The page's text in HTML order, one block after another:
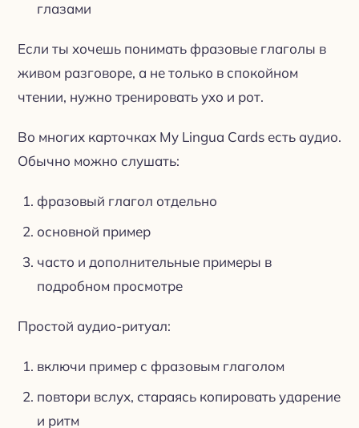
глазами
Если ты хочешь понимать фразовые глаголы в
живом разговоре, а не только в спокойном
чтении, нужно тренировать ухо и рот.
Во многих карточках My Lingua Cards есть аудио.
Обычно можно слушать:
фразовый глагол отдельно
основной пример
часто и дополнительные примеры в
подробном просмотре
Простой аудио-ритуал:
включи пример с фразовым глаголом
повтори вслух, стараясь копировать ударение
и ритм